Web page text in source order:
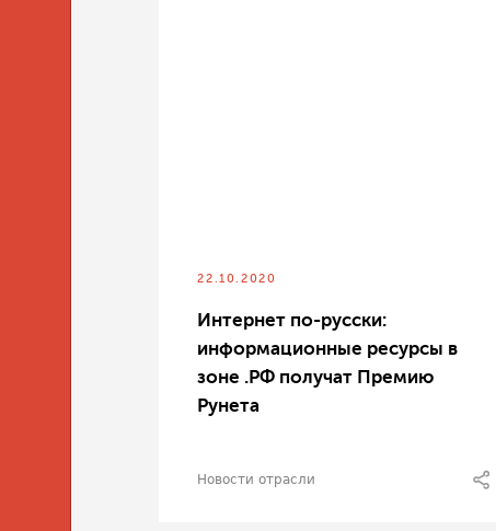
22.10.2020
Интернет по-русски:
информационные ресурсы в
зоне .РФ получат Премию
Рунета
Новости отрасли